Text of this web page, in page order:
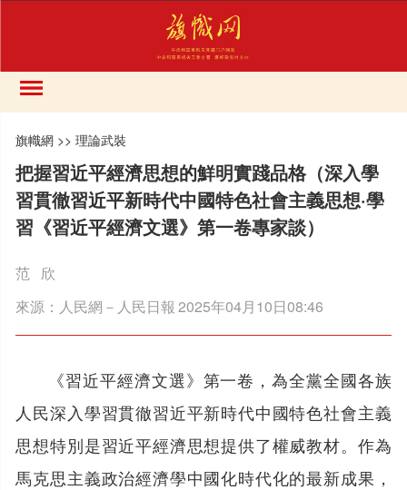
旗幟網 >>理論武裝
把握習近平經濟思想的鮮明實踐品格（深入學
習貫徹習近平新時代中國特色社會主義思想·學
習《習近平經濟文選》第一卷專家談）
范 欣
來源： 人民網－人民日報 2025年04月10日08:46
《習近平經濟文選》第一卷，為全黨全國各族
人民深入學習貫徹習近平新時代中國特色社會主義
思想特別是習近平經濟思想提供了權威教材。作為
馬克思主義政治經濟學中國化時代化的最新成果，